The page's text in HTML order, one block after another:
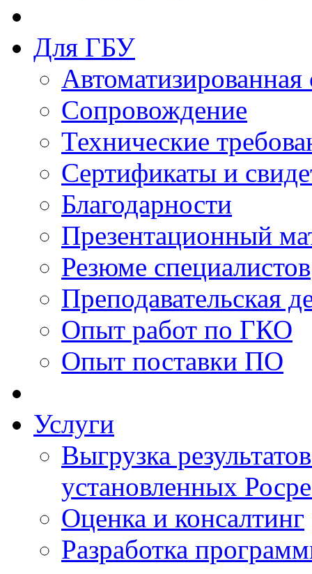
Для ГБУ
Сопровождение
Технические
Сертификаты и
Благодарности
Презентационный
Резюме специалистов
Преподавательская
Опыт работ по ГКО
Опыт поставки ПО
Услуги
Выгрузка
установленных
Оценка и консалтинг
Разработка